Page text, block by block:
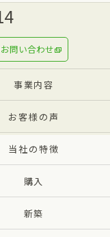
問い合わせ
事業内容
お客様の声
当社の特徴
購入
新築